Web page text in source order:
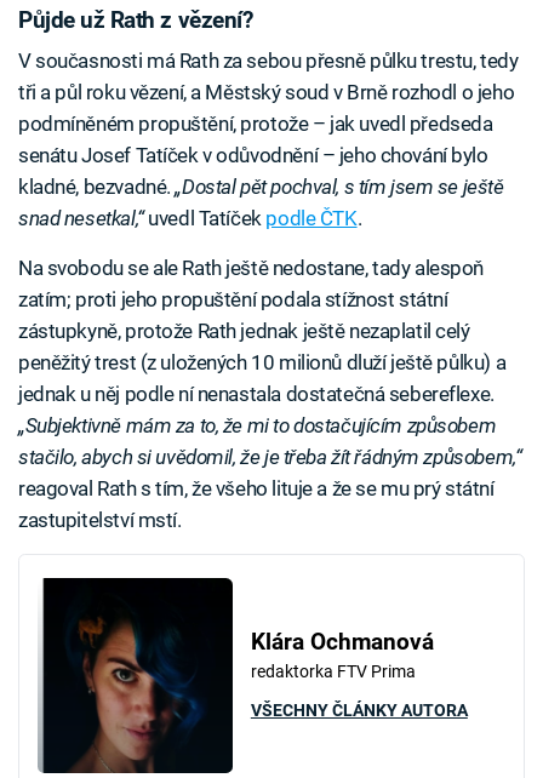
Půjde už Rath z vězení?
V současnosti má Rath za sebou přesně půlku trestu, tedy
tři a půl roku vězení, a Městský soud v Brně rozhodl o jeho
podmíněném propuštění, protože – jak uvedl předseda
senátu Josef Tatíček v odůvodnění – jeho chování bylo
kladné, bezvadné.„Dostal pět pochval, s tím jsem se ještě
snad nesetkal,“uvedl Tatíček podle ČTK.
Na svobodu se ale Rath ještě nedostane, tady alespoň
zatím; proti jeho propuštění podala stížnost státní
zástupkyně, protože Rath jednak ještě nezaplatil celý
peněžitý trest (z uložených 10 milionů dluží ještě půlku) a
jednak u něj podle ní nenastala dostatečná sebereflexe.
„Subjektivně mám za to, že mi to dostačujícím způsobem
stačilo, abych si uvědomil, že je třeba žít řádným způsobem,“
reagoval Rath s tím, že všeho lituje a že se mu prý státní
zastupitelství mstí.
Klára Ochmanová
redaktorka FTV Prima
VŠECHNY ČLÁNKY AUTORA